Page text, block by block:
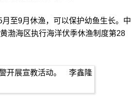
至9月休渔，可以保护幼鱼生长。中
渤海区执行海洋伏季休渔制度第28